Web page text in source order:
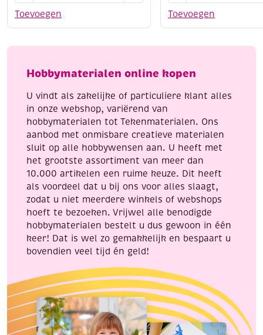
Toevoegen
/
koper,
aantal
Toevoegen
Kraskaarten,
24x30cm,
aantal
Hobbymaterialen online kopen
U vindt als zakelijke of particuliere klant alles
in onze webshop, variërend van
hobbymaterialen tot Tekenmaterialen. Ons
aanbod met onmisbare creatieve materialen
sluit op alle hobbywensen aan. U heeft met
het grootste assortiment van meer dan
10.000 artikelen een ruime keuze. Dit heeft
als voordeel dat u bij ons voor alles slaagt,
zodat u niet meerdere winkels of webshops
hoeft te bezoeken. Vrijwel alle benodigde
hobbymaterialen bestelt u dus gewoon in één
keer! Dat is wel zo gemakkelijk en bespaart u
bovendien veel tijd én geld!